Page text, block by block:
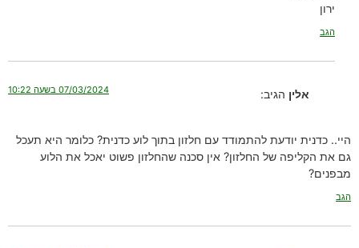
ירון
הגב
אלין הגיב: 07/03/2024 בשעה 10:22
היי.. כדנית יודעת להתמודד עם חלזון בתוך לוע כדנית? כלומר היא תעכל
גם את הקליפה של החלזון? אין סכנה שהחלזון פשוט יאכל את הלוע
מבפנים?
הגב